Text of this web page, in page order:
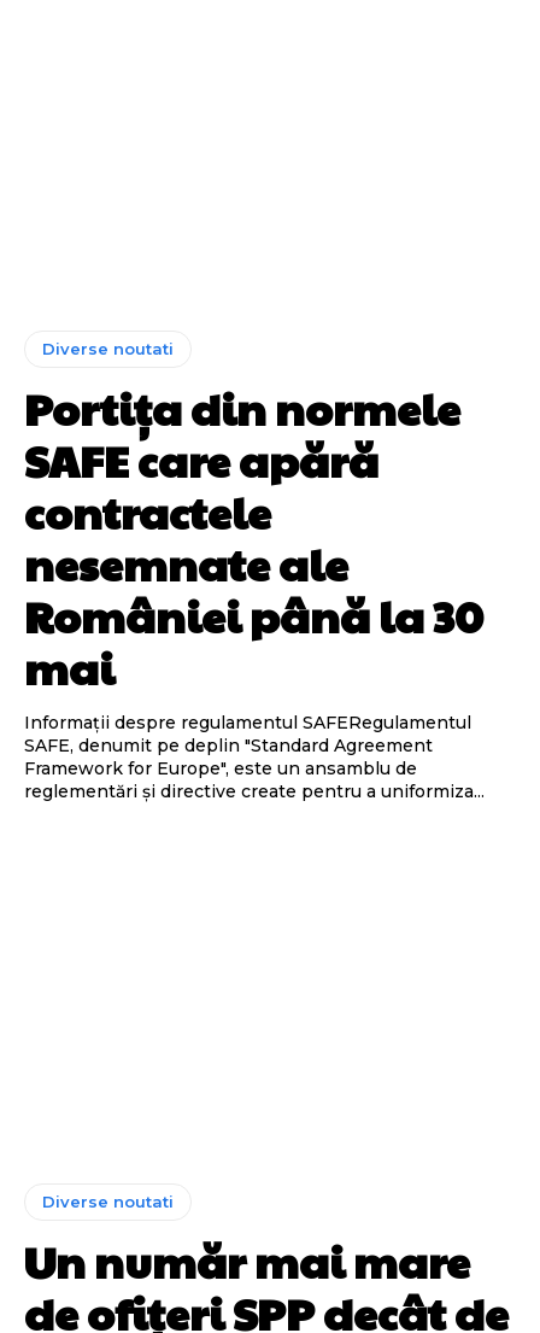
Diverse noutati
Portița din normele
SAFE care apără
contractele
nesemnate ale
României până la 30
mai
Informații despre regulamentul SAFERegulamentul
SAFE, denumit pe deplin "Standard Agreement
Framework for Europe", este un ansamblu de
reglementări și directive create pentru a uniformiza...
Diverse noutati
Un număr mai mare
de ofițeri SPP decât de